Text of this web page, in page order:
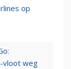
op
vloot weg